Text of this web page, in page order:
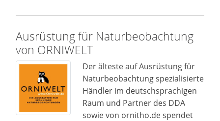
Ausrüstung für Naturbeobachtung
von ORNIWELT
Der älteste auf Ausrüstung für
Naturbeobachtung spezialisierte
Händler im deutschsprachigen
Raum und Partner des DDA
sowie von ornitho.de spendet